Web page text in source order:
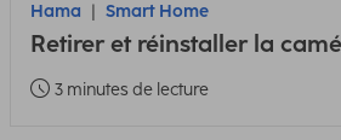
Hama Smart Home
Retirer et réinstaller la
3 minutes de lecture